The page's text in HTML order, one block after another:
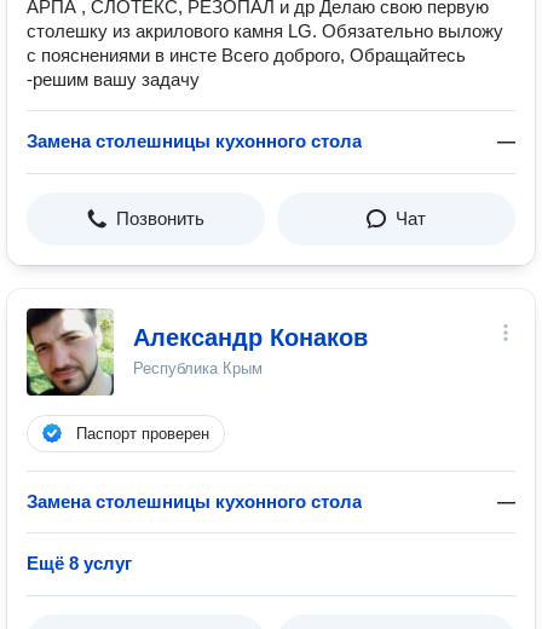
АРПА , СЛОТЕКС, РЕЗОПАЛ и др Делаю свою первую
столешку из акрилового камня LG. Обязательно выложу
с пояснениями в инсте Всего доброго, Обращайтесь
-решим вашу задачу
Замена столешницы кухонного стола —
Позвонить Чат
Александр Конаков
Республика Крым
Паспорт проверен
Замена столешницы кухонного стола —
Ещё 8 услуг